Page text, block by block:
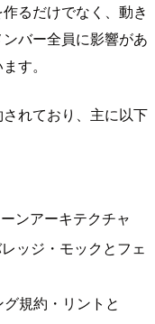
るだけでなく、動き
バー全員に影響があ
す。
れており、主に以下
ンアーキテクチャ
ッジ・モックとフェ
規約・リントと